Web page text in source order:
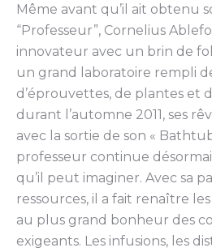
Même avant qu’il ait obtenu
“Professeur”, Cornelius
innovateur avec un brin de
un grand laboratoire rempli
d’éprouvettes, de plantes et
durant l’automne 2011, ses
avec la sortie de son «
professeur continue
qu’il peut imaginer. Avec sa
ressources, il a fait renaître
au plus grand bonheur des
exigeants. Les infusions, les